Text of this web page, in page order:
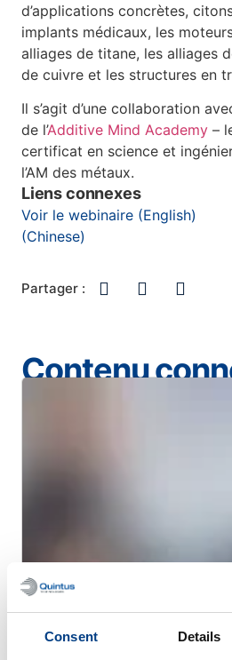
Consent Details
d’applications concrètes,
implants médicaux, les
alliages de titane, les alliages
de cuivre et les structures en
Il s’agit d’une collaboration
de l’Additive Mind Academy –
certificat en science et
l’AM des métaux.
Liens connexes
Voir le webinaire (English)
(Chinese)
Partager :
Contenu
TÉMOIGNAGES DE CLIENTS